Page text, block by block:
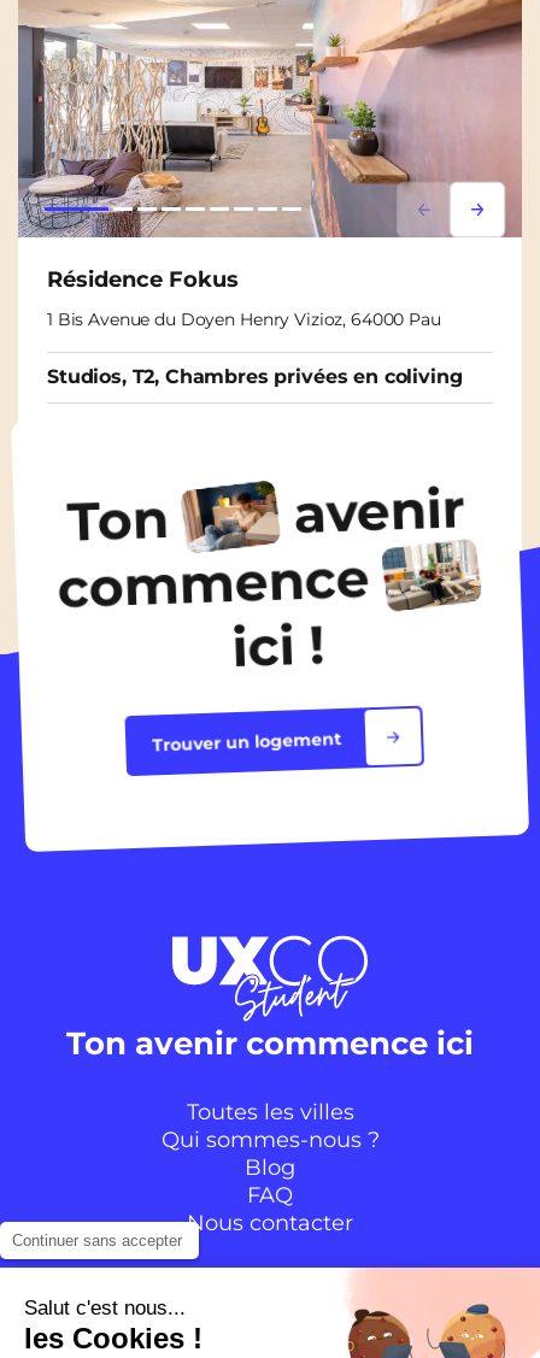
Lorem ipsum
Lorem
Résidence Fokus
1 Bis Avenue du Doyen Henry Vizioz, 64000 Pau
Studios, T2, Chambres privées en coliving
Découvrir les logements
Ton avenir
commence
ici !
Trouver un logement
Ton avenir commence ici
Toutes les villes
Qui sommes-nous ?
Blog
FAQ
Nous contacter
Continuer sans accepter
Salut c'est nous...
les Cookies !